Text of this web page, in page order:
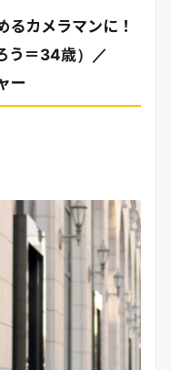
るカメラマンに！
う＝34歳）／
ー